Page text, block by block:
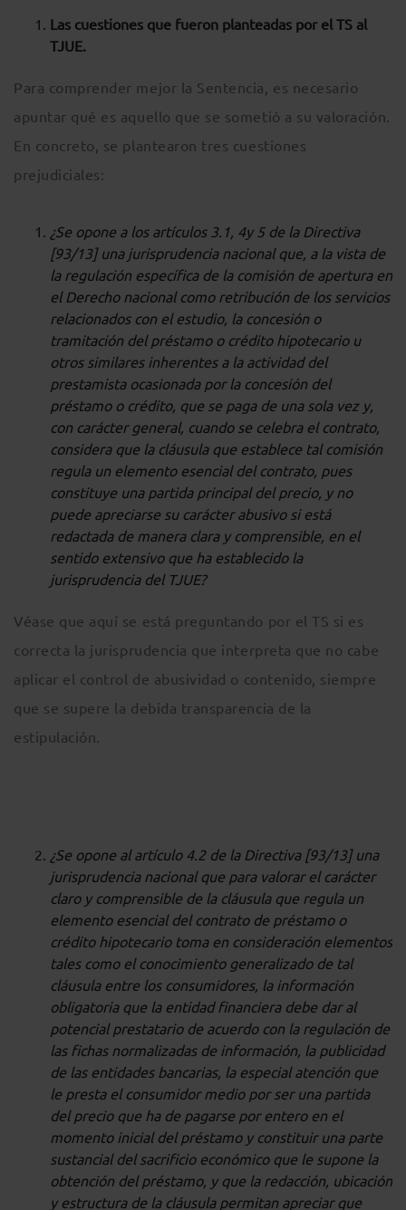
Las cuestiones que fueron planteadas por el TS al
TJUE.
Para comprender mejor la Sentencia, es necesario
apuntar qué es aquello que se sometió a su valoración.
En concreto, se plantearon tres cuestiones
prejudiciales:
¿Se opone a los artículos 3.1, 4y 5 de la Directiva
[93/13] una jurisprudencia nacional que, a la vista de
la regulación específica de la comisión de apertura en
el Derecho nacional como retribución de los servicios
relacionados con el estudio, la concesión o
tramitación del préstamo o crédito hipotecario u
otros similares inherentes a la actividad del
prestamista ocasionada por la concesión del
préstamo o crédito, que se paga de una sola vez y,
con carácter general, cuando se celebra el contrato,
considera que la cláusula que establece tal comisión
regula un elemento esencial del contrato, pues
constituye una partida principal del precio, y no
puede apreciarse su carácter abusivo si está
redactada de manera clara y comprensible, en el
sentido extensivo que ha establecido la
jurisprudencia del TJUE?
Véase que aquí se está preguntando por el TS si es
correcta la jurisprudencia que interpreta que no cabe
aplicar el control de abusividad o contenido, siempre
que se supere la debida transparencia de la
estipulación.
¿Se opone al artículo 4.2 de la Directiva [93/13] una
jurisprudencia nacional que para valorar el carácter
claro y comprensible de la cláusula que regula un
elemento esencial del contrato de préstamo o
crédito hipotecario toma en consideración elementos
tales como el conocimiento generalizado de tal
cláusula entre los consumidores, la información
obligatoria que la entidad financiera debe dar al
potencial prestatario de acuerdo con la regulación de
las fichas normalizadas de información, la publicidad
de las entidades bancarias, la especial atención que
le presta el consumidor medio por ser una partida
del precio que ha de pagarse por entero en el
momento inicial del préstamo y constituir una parte
sustancial del sacrificio económico que le supone la
obtención del préstamo, y que la redacción, ubicación
y estructura de la cláusula permitan apreciar que